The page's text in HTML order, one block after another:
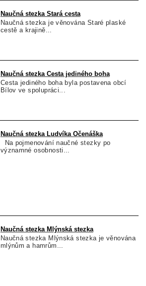
Naučná stezka Stará cesta
Naučná stezka je věnována Staré plaské
cestě a krajině...
Naučná stezka Cesta jediného boha
Cesta jediného boha byla postavena obcí
Bílov ve spolupráci...
Naučná stezka Ludvíka Očenáška
Na pojmenování naučné stezky po
významné osobnosti...
Naučná stezka Mlýnská stezka
Naučná stezka Mlýnská stezka je věnována
mlýnům a hamrům...